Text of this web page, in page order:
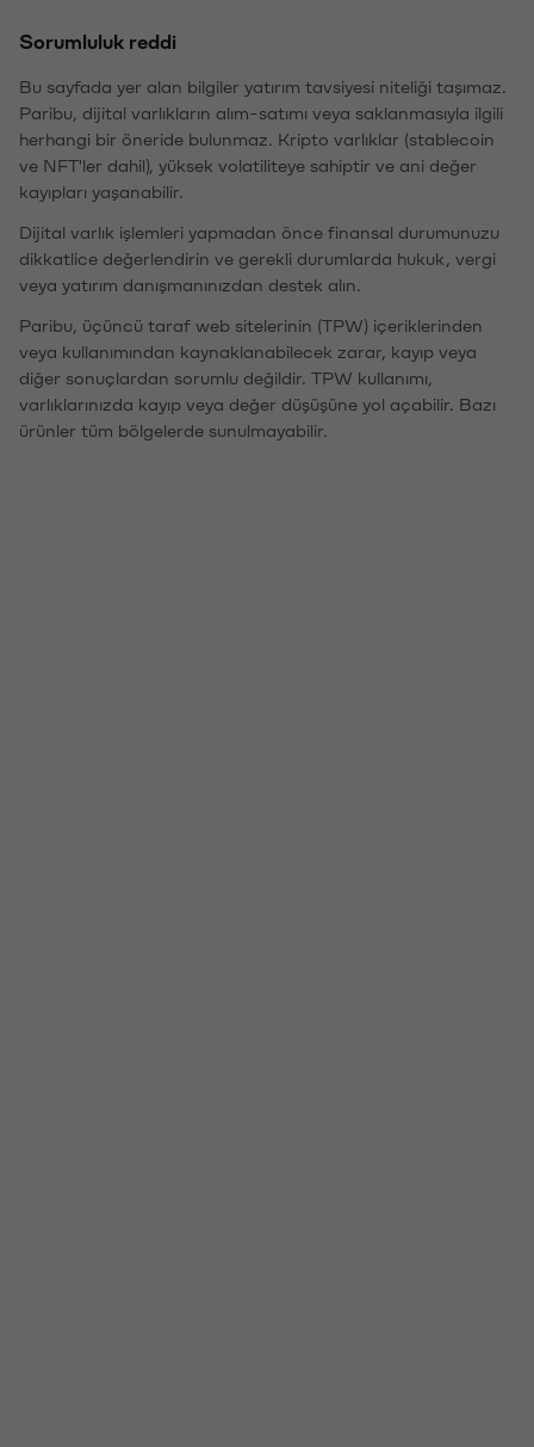
Sorumluluk reddi
Bu sayfada yer alan bilgiler yatırım tavsiyesi niteliği taşımaz.
Paribu, dijital varlıkların alım-satımı veya saklanmasıyla ilgili
herhangi bir öneride bulunmaz. Kripto varlıklar (stablecoin
ve NFT'ler dahil), yüksek volatiliteye sahiptir ve ani değer
kayıpları yaşanabilir.
Dijital varlık işlemleri yapmadan önce finansal durumunuzu
dikkatlice değerlendirin ve gerekli durumlarda hukuk, vergi
veya yatırım danışmanınızdan destek alın.
Paribu, üçüncü taraf web sitelerinin (TPW) içeriklerinden
veya kullanımından kaynaklanabilecek zarar, kayıp veya
diğer sonuçlardan sorumlu değildir. TPW kullanımı,
varlıklarınızda kayıp veya değer düşüşüne yol açabilir. Bazı
ürünler tüm bölgelerde sunulmayabilir.